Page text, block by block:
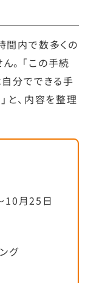
間内で数多くの
。「この手続
分でできる手
と、内容を整理
10月25日
グ